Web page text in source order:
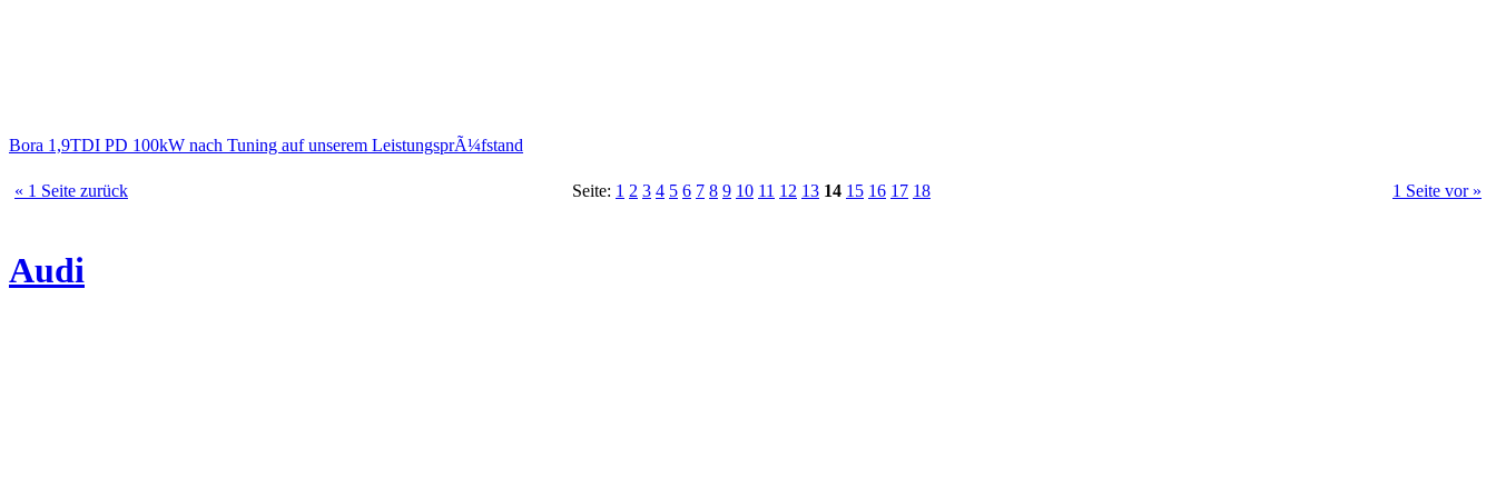
Bora 1,9TDI PD 100kW nach Tuning auf unserem LeistungsprÃ¼fstand
« 1 Seite zurück Seite: 1 2 3 4 5 6 7 8 9 10 11 12 13 14 15 16 17 18 1 Seite vor »
Audi